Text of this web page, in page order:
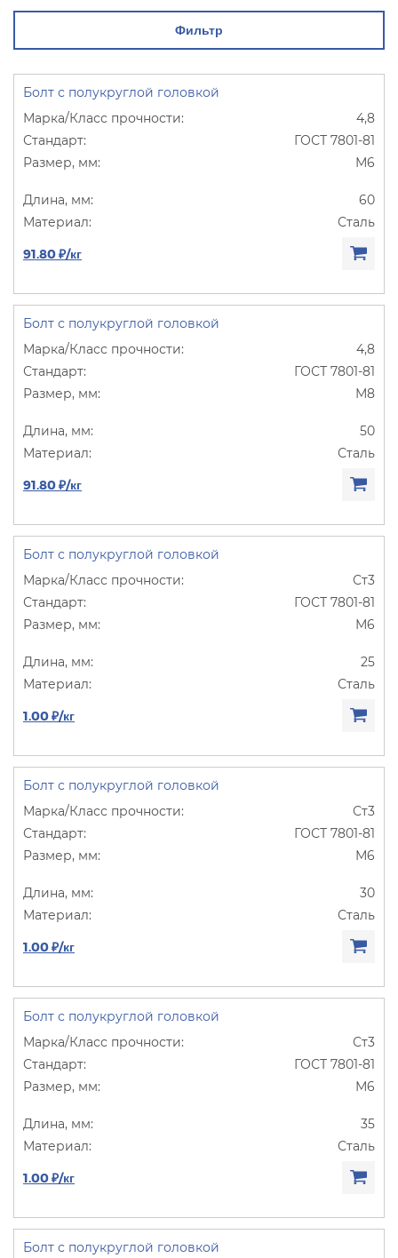
Фильтр
Болт с полукруглой головкой
4,8
ГОСТ 7801-81
М6
60
Сталь
91.80 ₽/кг
Болт с полукруглой головкой
4,8
ГОСТ 7801-81
М8
50
Сталь
91.80 ₽/кг
Болт с полукруглой головкой
Ст3
ГОСТ 7801-81
М6
25
Сталь
1.00 ₽/кг
Болт с полукруглой головкой
Ст3
ГОСТ 7801-81
М6
30
Сталь
1.00 ₽/кг
Болт с полукруглой головкой
Ст3
ГОСТ 7801-81
М6
35
Сталь
1.00 ₽/кг
Болт с полукруглой головкой